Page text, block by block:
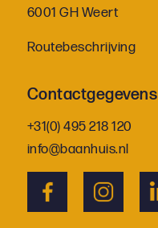
6001 GH Weert
Routebeschrijving
Contactgegevens
+31(0) 495 218 120
info@baanhuis.nl